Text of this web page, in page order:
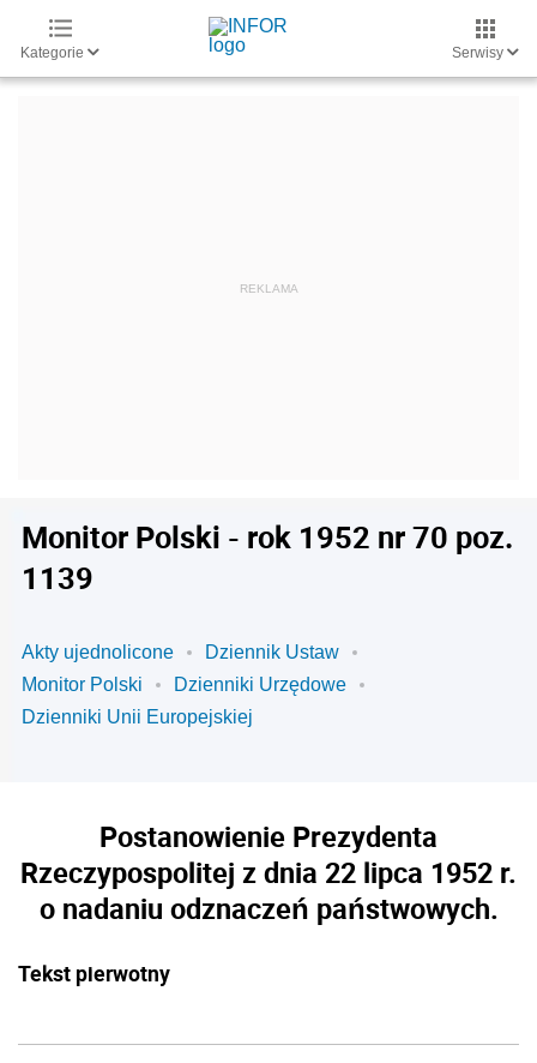
Kategorie Serwisy
Monitor Polski - rok 1952 nr 70 poz.
1139
Akty ujednolicone
Dziennik Ustaw
Monitor Polski
Dzienniki Urzędowe
Dzienniki Unii Europejskiej
Postanowienie Prezydenta
Rzeczypospolitej z dnia 22 lipca 1952 r.
o nadaniu odznaczeń państwowych.
Tekst pierwotny